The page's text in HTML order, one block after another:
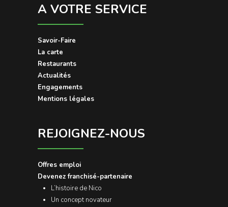
A VOTRE SERVICE
Savoir-Faire
La carte
Restaurants
Actualités
Engagements
Mentions légales
REJOIGNEZ-NOUS
Offres emploi
Devenez franchisé-partenaire
L’histoire de Nico
Un concept novateur